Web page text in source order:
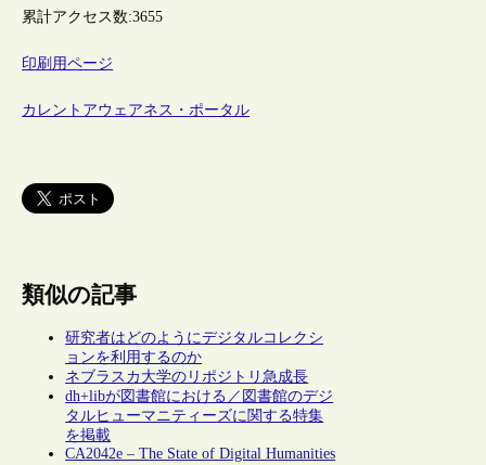
累計アクセス数:3655
印刷用ページ
カレントアウェアネス・ポータル
類似の記事
研究者はどのようにデジタルコレクシ
ョンを利用するのか
ネブラスカ大学のリポジトリ急成長
dh+libが図書館における／図書館のデジ
タルヒューマニティーズに関する特集
を掲載
CA2042e – The State of Digital Humanities